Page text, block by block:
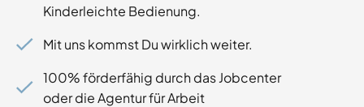
Kinderleichte Bedienung.
Mit uns kommst Du wirklich weiter.
100% förderfähig durch das Jobcenter
oder die Agentur für Arbeit